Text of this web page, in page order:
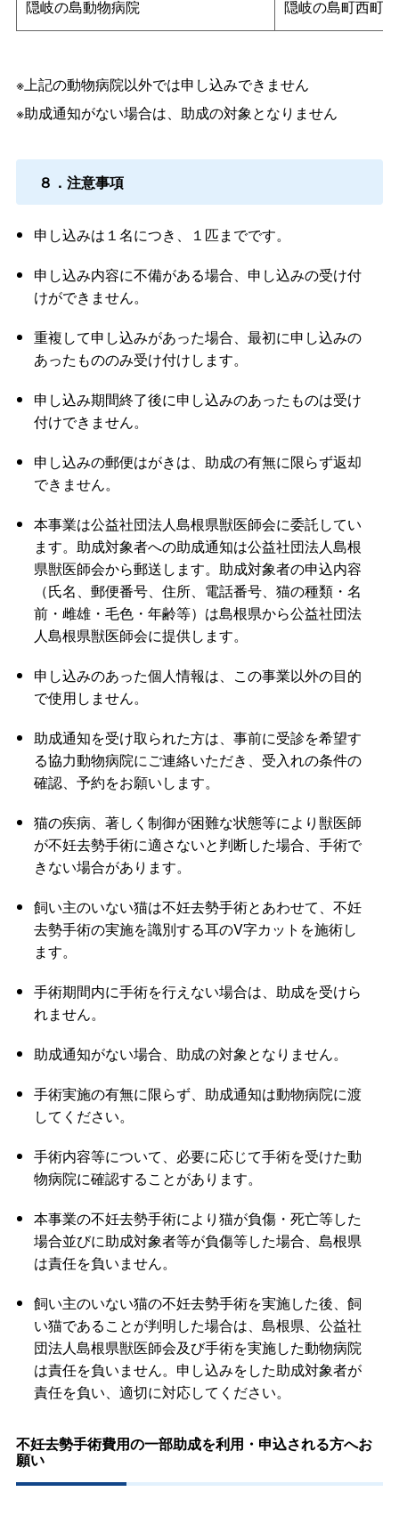
隠岐の島動物病院 隠岐の島町西町
※上記の動物病院以外では申し込みできません
※助成通知がない場合は、助成の対象となりません
８．注意事項
申し込みは１名につき、１匹までです。
申し込み内容に不備がある場合、申し込みの受け付
けができません。
重複して申し込みがあった場合、最初に申し込みの
あったもののみ受け付けします。
申し込み期間終了後に申し込みのあったものは受け
付けできません。
申し込みの郵便はがきは、助成の有無に限らず返却
できません。
本事業は公益社団法人島根県獣医師会に委託してい
ます。助成対象者への助成通知は公益社団法人島根
県獣医師会から郵送します。助成対象者の申込内容
（氏名、郵便番号、住所、電話番号、猫の種類・名
前・雌雄・毛色・年齢等）は島根県から公益社団法
人島根県獣医師会に提供します。
申し込みのあった個人情報は、この事業以外の目的
で使用しません。
助成通知を受け取られた方は、事前に受診を希望す
る協力動物病院にご連絡いただき、受入れの条件の
確認、予約をお願いします。
猫の疾病、著しく制御が困難な状態等により獣医師
が不妊去勢手術に適さないと判断した場合、手術で
きない場合があります。
飼い主のいない猫は不妊去勢手術とあわせて、不妊
去勢手術の実施を識別する耳のV字カットを施術し
ます。
手術期間内に手術を行えない場合は、助成を受けら
れません。
助成通知がない場合、助成の対象となりません。
手術実施の有無に限らず、助成通知は動物病院に渡
してください。
手術内容等について、必要に応じて手術を受けた動
物病院に確認することがあります。
本事業の不妊去勢手術により猫が負傷・死亡等した
場合並びに助成対象者等が負傷等した場合、島根県
は責任を負いません。
飼い主のいない猫の不妊去勢手術を実施した後、飼
い猫であることが判明した場合は、島根県、公益社
団法人島根県獣医師会及び手術を実施した動物病院
は責任を負いません。申し込みをした助成対象者が
責任を負い、適切に対応してください。
不妊去勢手術費用の一部助成を利用・申込される方へお
願い